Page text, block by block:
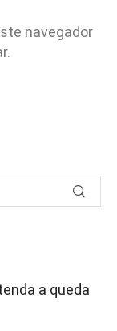
navegador
a queda